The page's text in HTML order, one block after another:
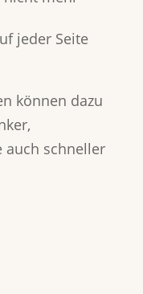
jeder Seite
können dazu
auch schneller